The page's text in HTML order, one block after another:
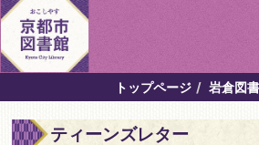
トップページ 岩倉図
ティーンズレター